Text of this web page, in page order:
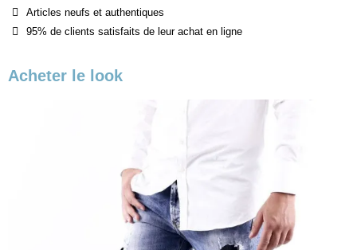
Articles neufs et authentiques
95% de clients satisfaits de leur achat en ligne
Acheter le look